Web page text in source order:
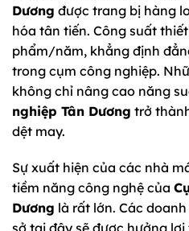
Dương được trang bị hàng
hóa tân tiến. Công suất
phẩm/năm, khẳng định
trong cụm công nghiệp.
không chỉ nâng cao năng
nghiệp Tân Dương trở
dệt may.
Sự xuất hiện của các nhà
tiềm năng công nghệ của
Dương là rất lớn. Các